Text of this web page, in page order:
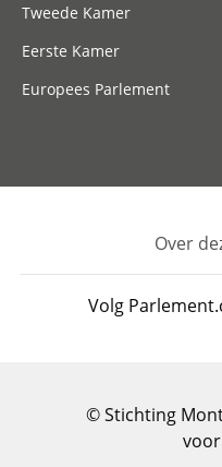
Tweede Kamer
Eerste Kamer
Europees Parlement
Over
Volg
© Stichting